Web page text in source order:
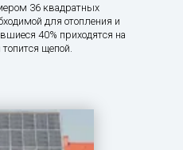
36 квадратных
для отопления и
40% приходятся на
щепой.